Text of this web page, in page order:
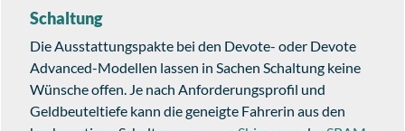
Schaltung
Die Ausstattungspakte bei den Devote- oder Devote
Advanced-Modellen lassen in Sachen Schaltung keine
Wünsche offen. Je nach Anforderungsprofil und
Geldbeuteltiefe kann die geneigte Fahrerin aus den